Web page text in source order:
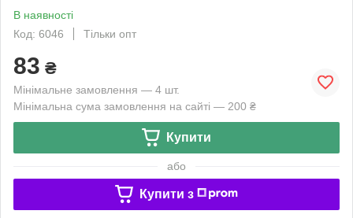
В наявності
Код: 6046
Тільки опт
83 ₴
Мінімальне замовлення — 4 шт.
Мінімальна сума замовлення на сайті — 200 ₴
Купити
або
Купити з